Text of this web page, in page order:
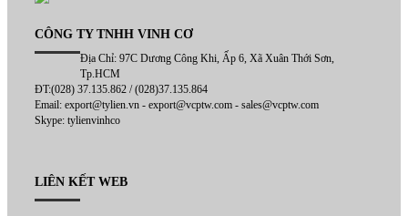
CÔNG TY TNHH VINH CƠ
Địa Chỉ: 97C Dương Công Khi, Ấp 6, Xã Xuân Thới Sơn,
Tp.HCM
ĐT:(028) 37.135.862 / (028)37.135.864
Email: export@tylien.vn - export@vcptw.com - sales@vcptw.com
Skype: tylienvinhco
LIÊN KẾT WEB